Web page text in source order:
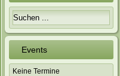
Events
Keine Termine